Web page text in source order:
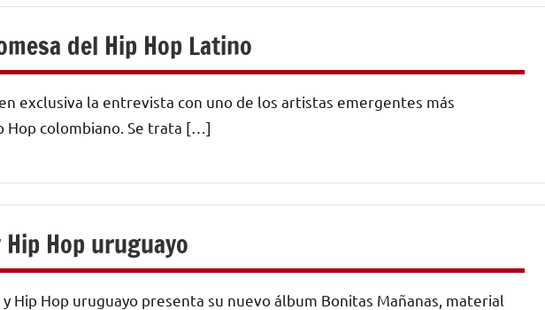
del Hip Hop Latino
exclusiva la entrevista con uno de los artistas emergentes más
Hop colombiano. Se trata […]
Hop uruguayo
Hip Hop uruguayo presenta su nuevo álbum Bonitas Mañanas, material